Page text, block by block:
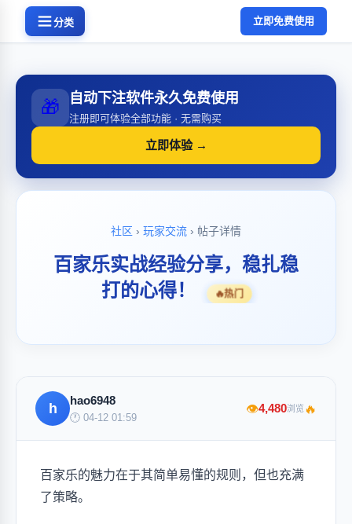
分类 立即免费使用
🎁 自动下注软件永久免费使用
注册即可体验全部功能 · 无需购买
立即体验 →
社区 › 玩家交流 › 帖子详情
百家乐实战经验分享，稳扎稳
打的心得！
🔥热门
h
hao6948
🕐 04-12 01:59
👁4,480浏览🔥
百家乐的魅力在于其简单易懂的规则，但也充满
了策略。